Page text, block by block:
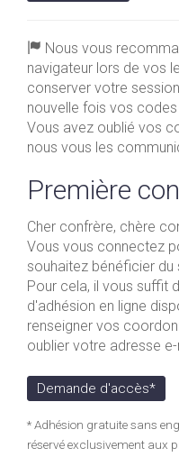
Nous vous
navigateur lors de vos
conserver votre
nouvelle fois vos
Vous avez oublié vos
nous vous les
Première
Cher confrère, chère
Vous vous connectez
souhaitez bénéficier du
Pour cela, il vous suffit
d'adhésion en ligne
renseigner vos
oublier votre adresse
Demande d'accès*
* Adhésion gratuite sans
réservé exclusivement aux